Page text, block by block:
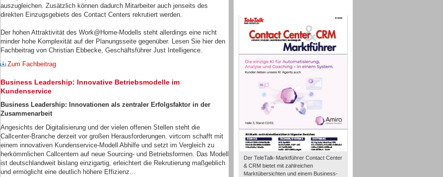
auszugleichen. Zusätzlich können dadurch Mitarbeiter auch jenseits des
direkten Einzugsgebiets des Contact Centers rekrutiert werden.
Der hohen Attraktivität des Work@Home-Modells steht allerdings eine nicht
minder hohe Komplexität auf der Planungsseite gegenüber. Lesen Sie hier den
Fachbeitrag von Christian Ebbecke, Geschäftsführer Just Intelligence.
Zum Fachbeitrag
Business Leadership: Innovative Betriebsmodelle im
Kundenservice
Business Leadership: Innovationen als zentraler Erfolgsfaktor in der
Zusammenarbeit
Angesichts der Digitalisierung und der vielen offenen Stellen steht die
Callcenter-Branche derzeit vor großen Herausforderungen. virtcom schafft mit
einem innovativen Kundenservice-Modell Abhilfe und setzt im Vergleich zu
herkömmlichen Callcentern auf neue Sourcing- und Betriebsformen. Das Modell
ist deutschlandweit bislang einzigartig, erleichtert die Rekrutierung maßgeblich
und ermöglicht eine deutlich höhere Effizienz…
Der TeleTalk-Marktführer Contact Center
& CRM bietet mit zahlreichen
Marktübersichten und einem Business-